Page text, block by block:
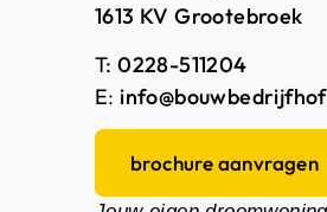
1613 KV Grootebroek
T: 0228-511204
E:
brochure aanvragen